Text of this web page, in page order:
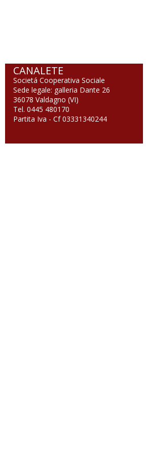
CANALETE
Societá Cooperativa Sociale
Sede legale: galleria Dante 26
36078 Valdagno (VI)
Tel. 0445 480170
Partita Iva - Cf 03331340244